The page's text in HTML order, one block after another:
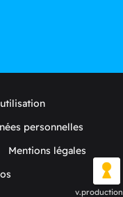
personnelles
Mentions légales
v.production